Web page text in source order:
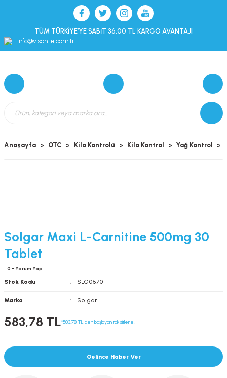
TÜM TÜRKİYE’YE SABİT 36.00 TL KARGO AVANTAJI
info@visante.com.tr
Anasayfa OTC Kilo Kontrolü Kilo Kontrol Yağ Kontrol
Solgar Maxi L-Carnitine 500mg 30
Tablet
0 - Yorum Yap
Stok Kodu SLG0570
Marka Solgar
583,78 TL*583,78 TL den başlayan taksitlerle!
Gelince Haber Ver